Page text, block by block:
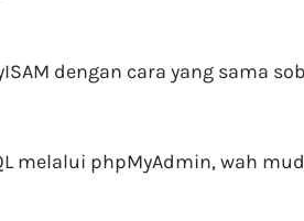
dengan cara yang sama
melalui phpMyAdmin, wah